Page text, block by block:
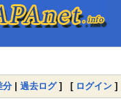
分 | 過去ログ] [ ログイン ]